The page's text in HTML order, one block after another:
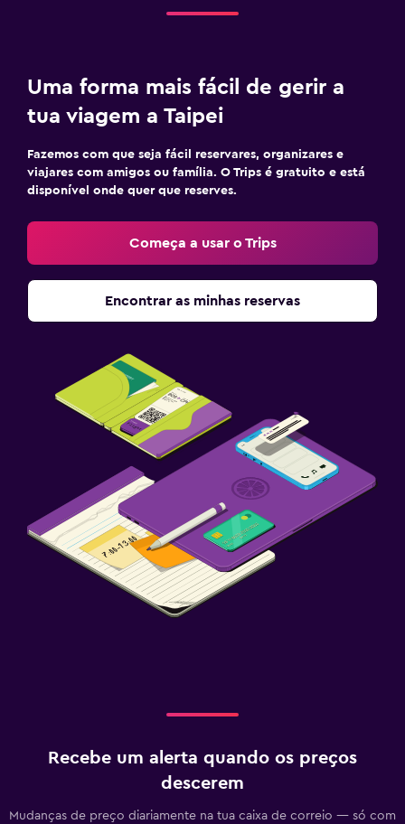
Uma forma mais fácil de gerir a
tua viagem a Taipei
Fazemos com que seja fácil reservares, organizares e
viajares com amigos ou família. O Trips é gratuito e está
disponível onde quer que reserves.
Começa a usar o Trips
Encontrar as minhas reservas
Recebe um alerta quando os preços
descerem
Mudanças de preço diariamente na tua caixa de correio — só com